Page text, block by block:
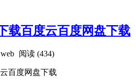
载百度云百度网盘下载
web 阅读 (434)
百度网盘下载